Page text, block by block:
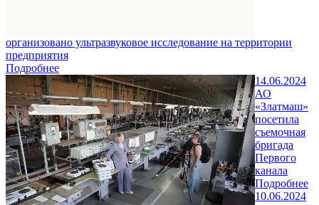
организовано ультразвуковое исследование на территории
предприятия
Подробнее
14.06.2024
АО
«Златмаш»
посетила
съемочная
бригада
Первого
канала
Подробнее
10.06.2024